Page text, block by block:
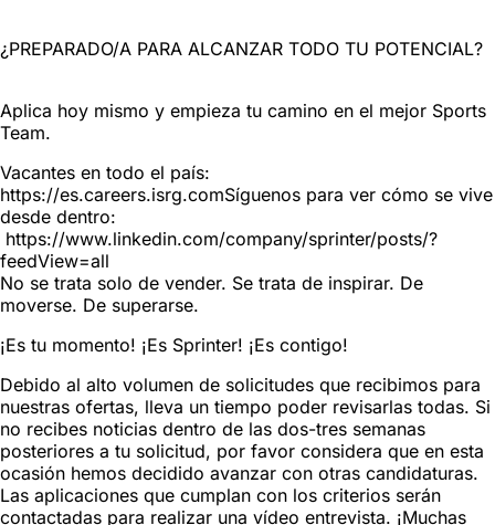
¿PREPARADO/A PARA ALCANZAR TODO TU POTENCIAL?
Aplica hoy mismo y empieza tu camino en el mejor Sports
Team.
Vacantes en todo el país:
https://es.careers.isrg.comSíguenos para ver cómo se vive
desde dentro:
https://www.linkedin.com/company/sprinter/posts/?
feedView=all
No se trata solo de vender. Se trata de inspirar. De
moverse. De superarse.
¡Es tu momento! ¡Es Sprinter! ¡Es contigo!
Debido al alto volumen de solicitudes que recibimos para
nuestras ofertas, lleva un tiempo poder revisarlas todas. Si
no recibes noticias dentro de las dos-tres semanas
posteriores a tu solicitud, por favor considera que en esta
ocasión hemos decidido avanzar con otras candidaturas.
Las aplicaciones que cumplan con los criterios serán
contactadas para realizar una vídeo entrevista. ¡Muchas